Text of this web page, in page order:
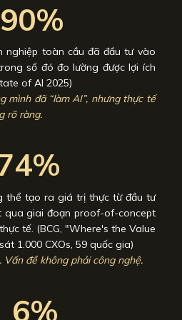
6%
thể tạo ra giá trị thực từ đầu tư
qua giai đoạn proof-of-concept
tế. (BCG, "Where's the Value
1.000 CXOs, 59 quốc gia)
Vấn đề không phải công nghệ.
90%
nghiệp toàn cầu đã đầu tư vào
số đó đo lường được lợi ích
of AI 2025)
mình đã “làm AI”, nhưng thực tế
rõ ràng.